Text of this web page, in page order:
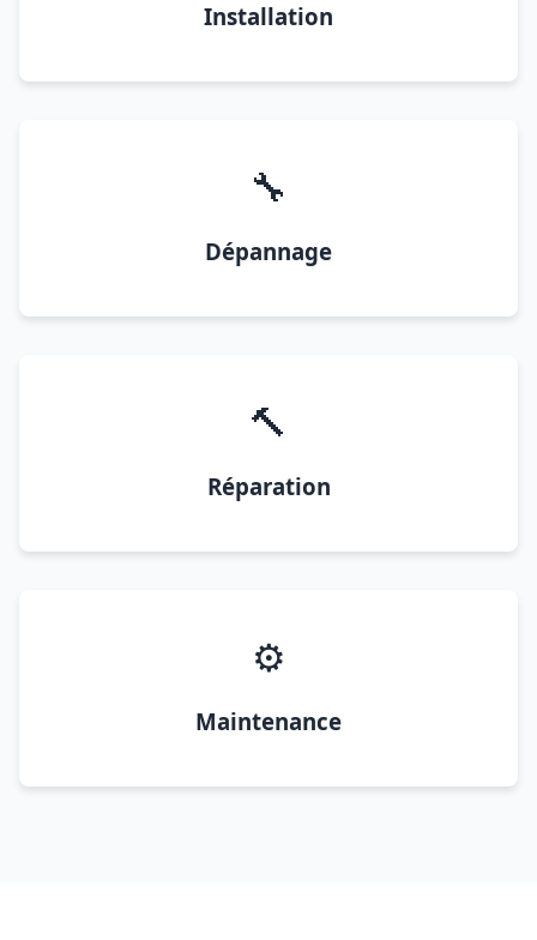
Installation
🔧
Dépannage
🔨
Réparation
⚙️
Maintenance